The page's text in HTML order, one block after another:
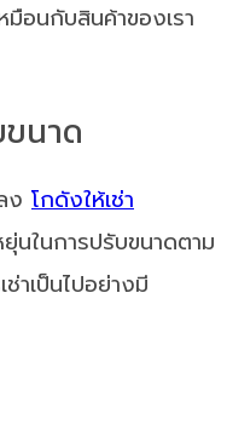
อนกับสินค้าของเรา
นาด
ง โกดังให้เช่า
ในการปรับขนาดตาม
าเป็นไปอย่างมี